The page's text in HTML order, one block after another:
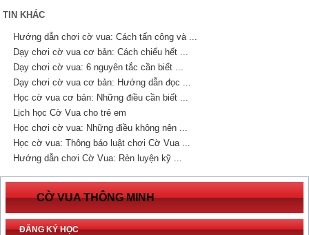
TIN KHÁC
Hướng dẫn chơi cờ vua: Cách tấn công và ...
Dạy chơi cờ vua cơ bản: Cách chiếu hết ...
Dạy chơi cờ vua: 6 nguyên tắc cần biết ...
Dạy chơi cờ vua cơ bản: Hướng dẫn đọc ...
Học cờ vua cơ bản: Những điều cần biết ...
Lịch học Cờ Vua cho trẻ em
Học chơi cờ vua: Những điều không nên ...
Học cờ vua: Thông báo luật chơi Cờ Vua ...
Hướng dẫn chơi Cờ Vua: Rèn luyện kỹ ...
CỜ VUA THÔNG MINH
ĐĂNG KÝ HỌC